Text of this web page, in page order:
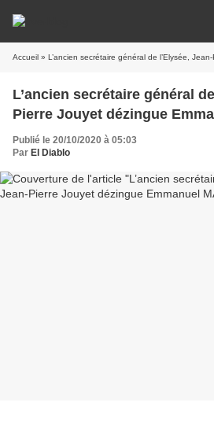
Accueil » L’ancien secrétaire général de l’Elysée, Jean-Pierre
L’ancien secrétaire général
Pierre Jouyet dézingue
Publié le 20/10/2020 à 05:03
Par El Diablo